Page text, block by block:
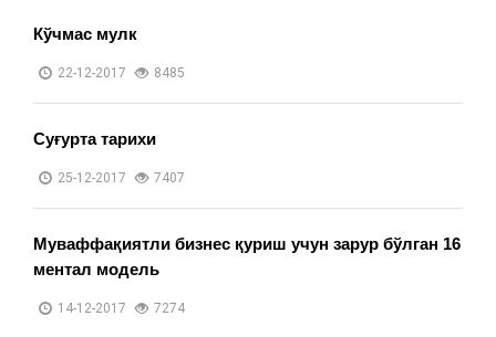
Кўчмас мулк
22-12-2017 8485
Суғурта тарихи
25-12-2017 7407
Муваффақиятли бизнес қуриш учун зарур бўлган 16
ментал модель
14-12-2017 7274